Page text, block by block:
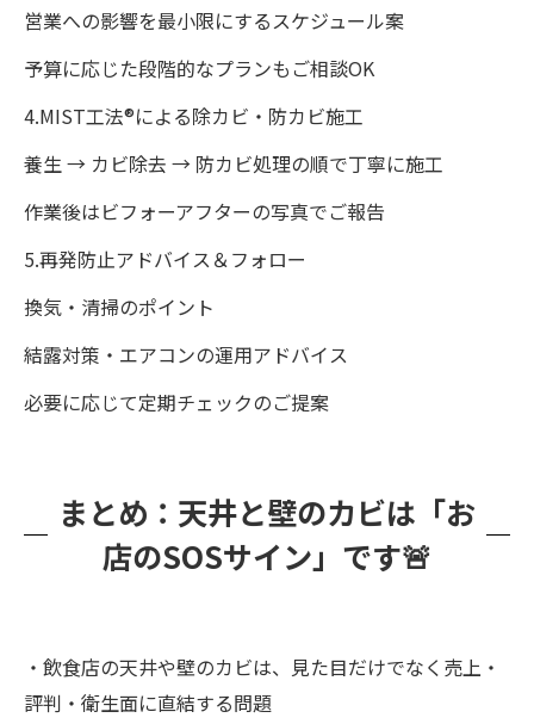
営業への影響を最小限にするスケジュール案
予算に応じた段階的なプランもご相談OK
4.MIST工法®による除カビ・防カビ施工
養生 → カビ除去 → 防カビ処理の順で丁寧に施工
作業後はビフォーアフターの写真でご報告
5.再発防止アドバイス＆フォロー
換気・清掃のポイント
結露対策・エアコンの運用アドバイス
必要に応じて定期チェックのご提案
まとめ：天井と壁のカビは「お
店のSOSサイン」です🚨
・飲食店の天井や壁のカビは、見た目だけでなく売上・
評判・衛生面に直結する問題